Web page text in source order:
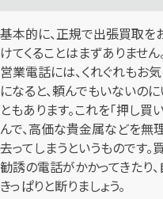
基本的に、正規で出張買取を
けてくることはまずありませ
営業電話には、くれぐれもお
になると、頼んでもいないの
ともあります。これを「押し
んで、高価な貴金属などを無
去ってしまうというものです
勧誘の電話がかかってきたり
きっぱりと断りましょう。